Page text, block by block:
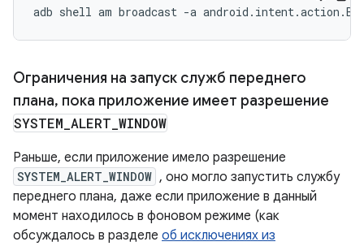
adb shell am broadcast -a
Ограничения на запуск служб переднего
плана, пока приложение имеет разрешение
SYSTEM ALERT WINDOW
Раньше, если приложение имело разрешение
SYSTEM_ALERT_WINDOW , оно могло запустить службу
переднего плана, даже если приложение в данный
момент находилось в фоновом режиме (как
обсуждалось в разделе об исключениях из